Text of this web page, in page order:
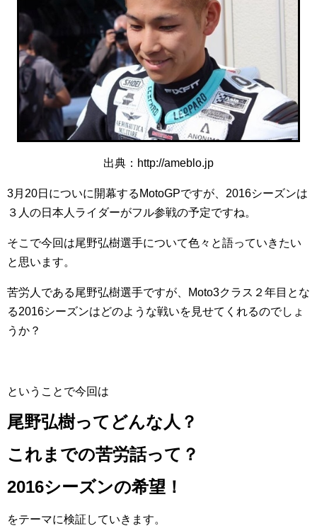
出典：http://ameblo.jp
3月20日についに開幕するMotoGPですが、2016シーズンは
３人の日本人ライダーがフル参戦の予定ですね。
そこで今回は尾野弘樹選手について色々と語っていきたい
と思います。
苦労人である尾野弘樹選手ですが、Moto3クラス２年目とな
る2016シーズンはどのような戦いを見せてくれるのでしょ
うか？
ということで今回は
尾野弘樹ってどんな人？
これまでの苦労話って？
2016シーズンの希望！
をテーマに検証していきます。